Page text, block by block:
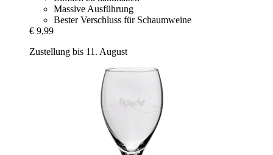
Massive Ausführung
Bester Verschluss für Schaumweine
€ 9,99
Zustellung bis 11. August